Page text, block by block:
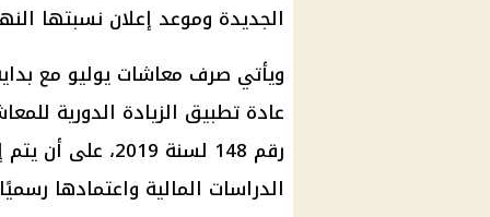
الجديدة وموعد إعلان نسبتها
ويأتي صرف معاشات يوليو مع
عادة تطبيق الزيادة الدورية
رقم 148 لسنة
الدراسات المالية واعتمادها